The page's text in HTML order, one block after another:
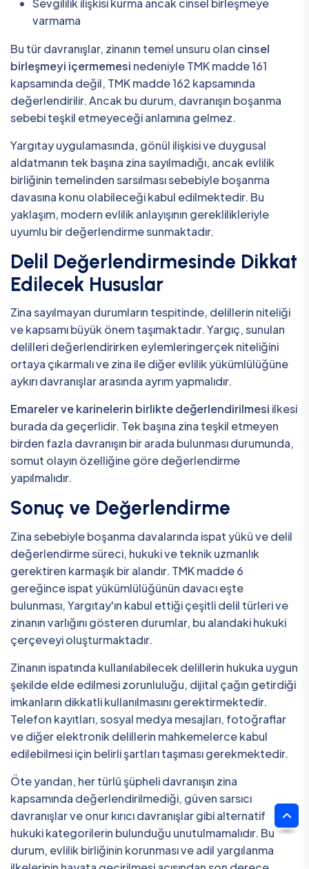
Sevgililik ilişkisi kurma ancak cinsel birleşmeye
varmama
Bu tür davranışlar, zinanın temel unsuru olan cinsel
birleşmeyi içermemesi nedeniyle TMK madde 161
kapsamında değil, TMK madde 162 kapsamında
değerlendirilir. Ancak bu durum, davranışın boşanma
sebebi teşkil etmeyeceği anlamına gelmez.
Yargıtay uygulamasında, gönül ilişkisi ve duygusal
aldatmanın tek başına zina sayılmadığı, ancak evlilik
birliğinin temelinden sarsılması sebebiyle boşanma
davasına konu olabileceği kabul edilmektedir. Bu
yaklaşım, modern evlilik anlayışının gereklilikleriyle
uyumlu bir değerlendirme sunmaktadır.
Delil Değerlendirmesinde Dikkat
Edilecek Hususlar
Zina sayılmayan durumların tespitinde, delillerin niteliği
ve kapsamı büyük önem taşımaktadır. Yargıç, sunulan
delilleri değerlendirirken eylemleringerçek niteliğini
ortaya çıkarmalı ve zina ile diğer evlilik yükümlülüğüne
aykırı davranışlar arasında ayrım yapmalıdır.
Emareler ve karinelerin birlikte değerlendirilmesi ilkesi
burada da geçerlidir. Tek başına zina teşkil etmeyen
birden fazla davranışın bir arada bulunması durumunda,
somut olayın özelliğine göre değerlendirme
yapılmalıdır.
Sonuç ve Değerlendirme
Zina sebebiyle boşanma davalarında ispat yükü ve delil
değerlendirme süreci, hukuki ve teknik uzmanlık
gerektiren karmaşık bir alandır. TMK madde 6
gereğince ispat yükümlülüğünün davacı eşte
bulunması, Yargıtay'ın kabul ettiği çeşitli delil türleri ve
zinanın varlığını gösteren durumlar, bu alandaki hukuki
çerçeveyi oluşturmaktadır.
Zinanın ispatında kullanılabilecek delillerin hukuka uygun
şekilde elde edilmesi zorunluluğu, dijital çağın getirdiği
imkanların dikkatli kullanılmasını gerektirmektedir.
Telefon kayıtları, sosyal medya mesajları, fotoğraflar
ve diğer elektronik delillerin mahkemelerce kabul
edilebilmesi için belirli şartları taşıması gerekmektedir.
Öte yandan, her türlü şüpheli davranışın zina
kapsamında değerlendirilmediği, güven sarsıcı
davranışlar ve onur kırıcı davranışlar gibi alternatif
hukuki kategorilerin bulunduğu unutulmamalıdır. Bu
durum, evlilik birliğinin korunması ve adil yargılanma